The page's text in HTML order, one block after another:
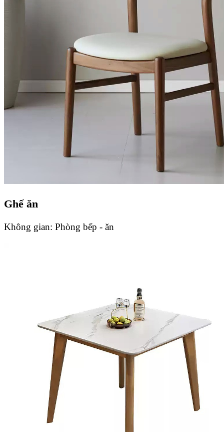
Ghế ăn
Không gian: Phòng bếp - ăn